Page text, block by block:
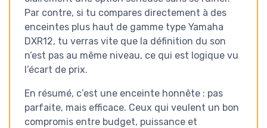
Par contre, si tu compares directement à des
enceintes plus haut de gamme type Yamaha
DXR12, tu verras vite que la définition du son
n’est pas au même niveau, ce qui est logique vu
l’écart de prix.
En résumé, c’est une enceinte honnête : pas
parfaite, mais efficace. Ceux qui veulent un bon
compromis entre budget, puissance et